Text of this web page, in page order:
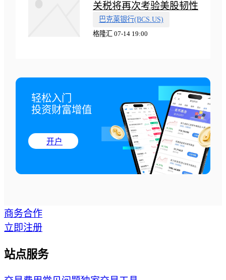
关税将再次考验美股韧性
巴克莱银行(BCS.US)
格隆汇 07-14 19:00
轻松入门
投资财富增值
开户
商务合作
立即注册
站点服务